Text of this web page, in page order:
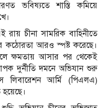
ভবিষ্যতে শাস্তি কমিয়ে
চীনা সামরিক বাহিনীতে
কঠোরতা আরও স্পষ্ট করেছে।
ক্ষমতায় আসার পর থেকেই
দুর্নীতি দমনে অভিযান শুরু
লিবারেশন আর্মি (পিএলএ)